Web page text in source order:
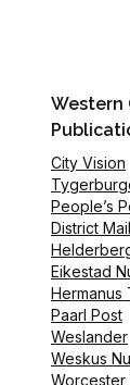
Western
City Vision
People’s
District
Eikestad
Hermanus
Paarl Post
Weslander
Weskus
Worcester